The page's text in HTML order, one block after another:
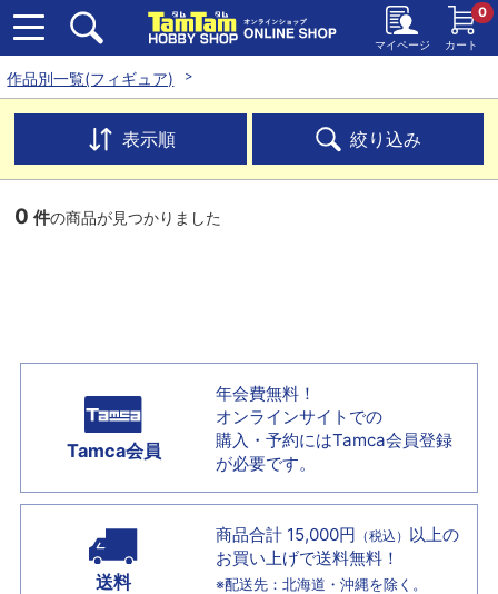
マイページ カート
0
作品別一覧(フィギュア)
表示順 絞り込み
0 件の商品が見つかりました
Tamca会員
年会費無料！
オンラインサイトでの
購入・予約にはTamca会員登録
が必要です。
送料
商品合計 15,000円 （税込） 以上の
お買い上げで送料無料！
※配送先：北海道・沖縄を除く。